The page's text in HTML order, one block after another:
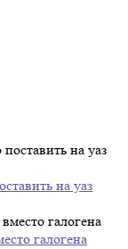
на уаз
галогена